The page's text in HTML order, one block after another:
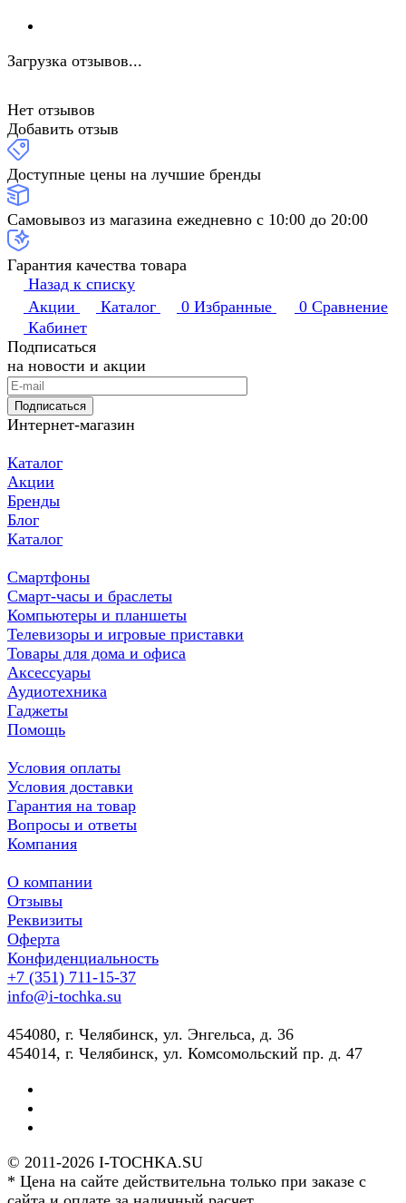
Загрузка отзывов...
Нет отзывов
Добавить отзыв
Доступные цены на лучшие бренды
Самовывоз из магазина ежедневно с 10:00 до 20:00
Гарантия качества товара
Назад к списку
Акции
Каталог 0 Избранные 0 Сравнение
Кабинет
Подписаться
на новости и акции
Подписаться
Интернет-магазин
Каталог
Акции
Бренды
Блог
Каталог
Смартфоны
Смарт-часы и браслеты
Компьютеры и планшеты
Телевизоры и игровые приставки
Товары для дома и офиса
Аксессуары
Аудиотехника
Гаджеты
Помощь
Условия оплаты
Условия доставки
Гарантия на товар
Вопросы и ответы
Компания
О компании
Отзывы
Реквизиты
Оферта
Конфиденциальность
+7 (351) 711-15-37
info@i-tochka.su
​454080, г. Челябинск, ул. Энгельса, д. 36
454014, г. Челябинск, ул. Комсомольский пр. д. 47
© 2011-2026 I-TOCHKA.SU
* Цена на сайте действительна только при заказе с